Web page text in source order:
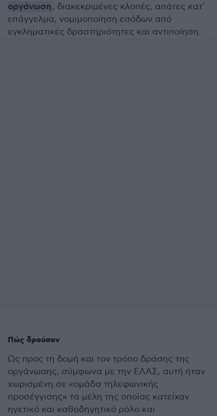
οργάνωση, διακεκριμένες κλοπές, απάτες κατ'
επάγγελμα, νομιμοποίηση εσόδων από
εγκληματικές δραστηριότητες και αντιποίηση.
Πώς δρούσαν
Ως προς τη δομή και τον τρόπο δράσης της
οργάνωσης, σύμφωνα με την ΕΛΑΣ, αυτή ήταν
χωρισμένη σε «ομάδα τηλεφωνικής
προσέγγισης» τα μέλη της οποίας κατείχαν
ηγετικό και καθοδηγητικό ρόλο και